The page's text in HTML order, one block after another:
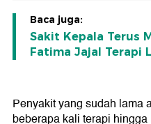
Baca juga:
Sakit Kepala Terus
Fatima Jajal Terapi
Penyakit yang sudah lama
beberapa kali terapi